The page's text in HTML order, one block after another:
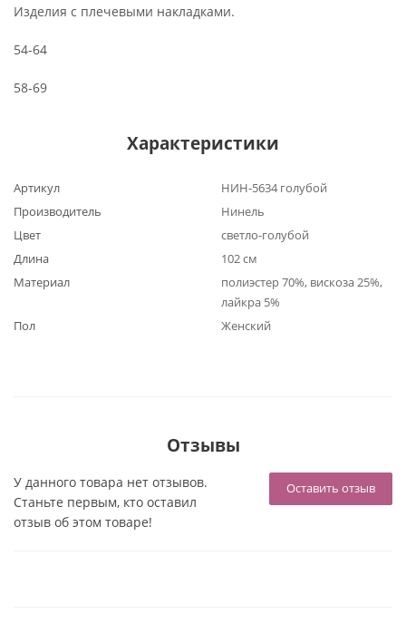
Изделия с плечевыми накладками.
54-64
58-69
Характеристики
Артикул
НИН-5634 голубой
Производитель
Нинель
Цвет
светло-голубой
Длина
102 см
Материал
полиэстер 70%, вискоза 25%,
лайкра 5%
Пол
Женский
Отзывы
Оставить отзыв
У данного товара нет отзывов.
Станьте первым, кто оставил
отзыв об этом товаре!